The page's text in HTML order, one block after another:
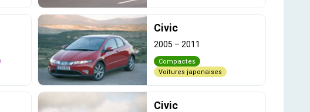
Civic
2005 –2011
Compactes
Voitures japonaises
Civic